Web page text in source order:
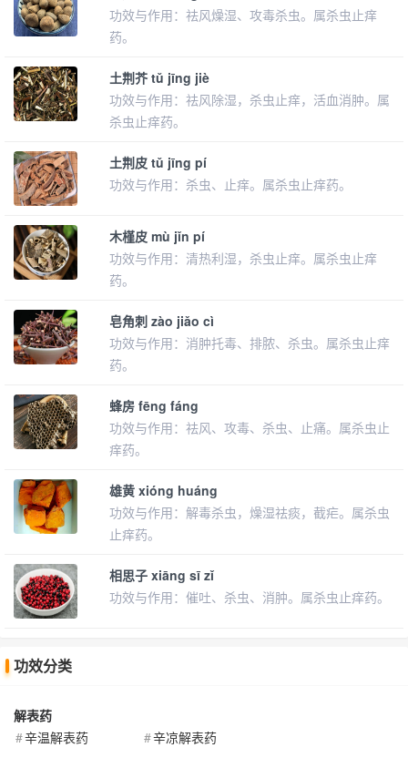
功效与作用：祛风燥湿、攻毒杀虫。属杀虫止痒
药。
土荆芥 tǔ jīng jiè
功效与作用：祛风除湿，杀虫止痒，活血消肿。属
杀虫止痒药。
土荆皮 tǔ jīng pí
功效与作用：杀虫、止痒。属杀虫止痒药。
木槿皮 mù jǐn pí
功效与作用：清热利湿，杀虫止痒。属杀虫止痒
药。
皂角刺 zào jiǎo cì
功效与作用：消肿托毒、排脓、杀虫。属杀虫止痒
药。
蜂房 fēng fáng
功效与作用：祛风、攻毒、杀虫、止痛。属杀虫止
痒药。
雄黄 xióng huáng
功效与作用：解毒杀虫，燥湿祛痰，截疟。属杀虫
止痒药。
相思子 xiāng sī zǐ
功效与作用：催吐、杀虫、消肿。属杀虫止痒药。
功效分类
解表药
辛温解表药
辛凉解表药